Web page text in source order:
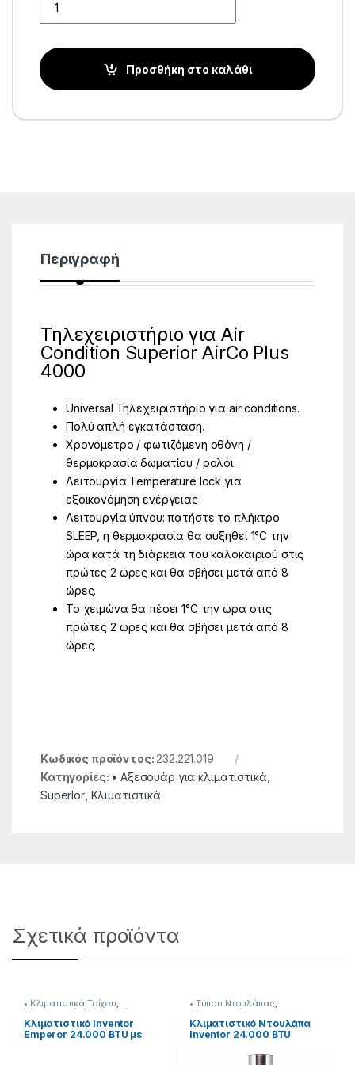
Προσθήκη στο καλάθι
Περιγραφή
Τηλεχειριστήριο για Air
Condition Superior AirCo Plus
4000
Universal Τηλεχειριστήριο για air conditions.
Πολύ απλή εγκατάσταση.
Χρονόμετρο / φωτιζόμενη οθόνη /
θερμοκρασία δωματίου / ρολόι.
Λειτουργία Temperature lock για
εξοικονόμηση ενέργειας
Λειτουργία ύπνου: πατήστε το πλήκτρο
SLEEP, η θερμοκρασία θα αυξηθεί 1°C την
ώρα κατά τη διάρκεια του καλοκαιριού στις
πρώτες 2 ώρες και θα σβήσει μετά από 8
ώρες.
Το χειμώνα θα πέσει 1°C την ώρα στις
πρώτες 2 ώρες και θα σβήσει μετά από 8
ώρες.
Κωδικός προϊόντος: 232.221.019
Κατηγορίες: • Αξεσουάρ για κλιματιστικά
SuperIor, Κλιματιστικά
Σχετικά προϊόντα
• Κλιματιστικά Τοίχου,
Κλιματιστικά Με Εγκατάσταση
Κλιματιστικό Inventor
Emperor 24.000 BTU με
• Tύπου Ντουλάπας,
Κλιματιστικά
Κλιματιστικό Ντουλάπα
Inventor 24.000 BTU